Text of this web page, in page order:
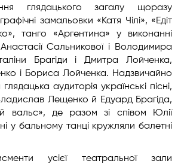
глядацького загалу щоразу
замальовки «Катя Чілі», «Едіт
танго «Аргентина» у виконанні
Сальникової і Володимира
Брагіди і Дмитра Лойченка,
і Бориса Лойченка. Надзвичайно
аудиторія українські пісні,
Лещенко й Едуард Брагіда,
вальс», де разом зі співом Юлії
у бальному танці кружляли балетні
усієї театральної зали